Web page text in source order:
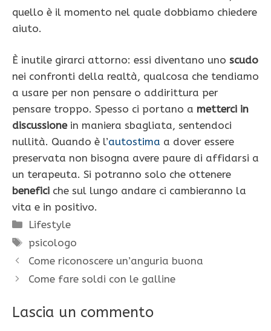
quello è il momento nel quale dobbiamo chiedere
aiuto.
È inutile girarci attorno: essi diventano uno scudo
nei confronti della realtà, qualcosa che tendiamo
a usare per non pensare o addirittura per
pensare troppo. Spesso ci portano a metterci in
discussionein maniera sbagliata, sentendoci
nullità. Quando è l’autostima a dover essere
preservata non bisogna avere paure di affidarsi a
un terapeuta. Si potranno solo che ottenere
benefici che sul lungo andare ci cambieranno la
vita e in positivo.
Categorie
Lifestyle
Tag
psicologo
Come riconoscere un’anguria buona
Come fare soldi con le galline
Lascia un commento